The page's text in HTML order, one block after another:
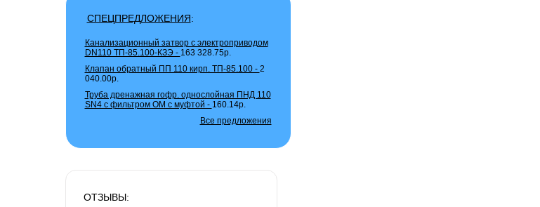
СПЕЦПРЕДЛОЖЕНИЯ:
Канализационный затвор с электроприводом
DN110 ТП-85.100-КЗЭ - 163 328.75р.
Клапан обратный ПП 110 кирп. ТП-85.100 - 2
040.00р.
Труба дренажная гофр. однослойная ПНД 110
SN4 с фильтром ОМ с муфтой - 160.14р.
Все предложения
ОТЗЫВЫ: